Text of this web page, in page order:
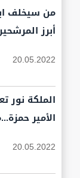
من سيخلف
أبرز
20.05.2022
الملكة نور
الأمير
20.05.2022